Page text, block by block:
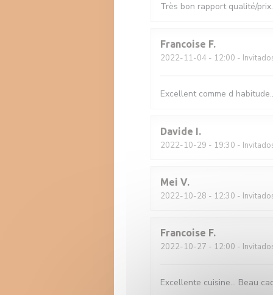
Très bon rapport qualité/
Francoise F
2022-11-04 - 12:00 -
Excellent comme d
Davide I
2022-10-29 - 19:30 -
Mei V
2022-10-28 - 12:30 -
Francoise F
2022-10-27 - 12:00 -
Excellente cuisine... Beau